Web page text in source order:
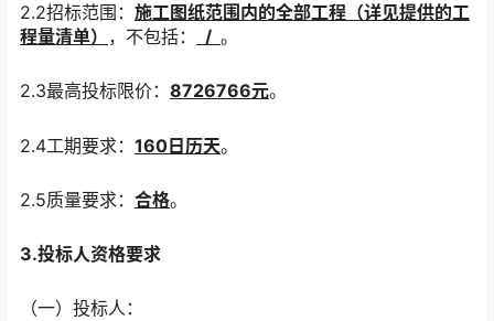
2.2招标范围： 施工图纸范围内的全部工程（详见提供的工
程量清单） ，不包括： / 。
2.3最高投标限价： 8726766元。
2.4工期要求： 160日历天。
2.5质量要求： 合格。
3.投标人资格要求
（一）投标人 ：